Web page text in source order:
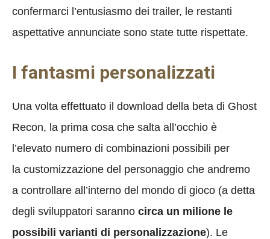
confermarci l’entusiasmo dei trailer, le restanti
aspettative annunciate sono state tutte rispettate.
I fantasmi personalizzati
Una volta effettuato il download della beta di Ghost
Recon, la prima cosa che salta all’occhio è
l’elevato numero di combinazioni possibili per
la customizzazione del personaggio che andremo
a controllare all’interno del mondo di gioco (a detta
degli sviluppatori saranno circa un milione le
possibili varianti di personalizzazione). Le